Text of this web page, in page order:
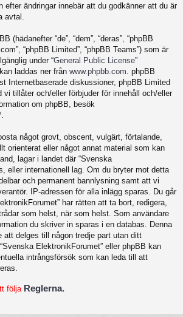
efter ändringar innebär att du godkänner att du är
avtal.
(hädanefter “de”, “dem”, “deras”, “phpBB
“phpBB Limited”, “phpBB Teams”) som är
under “General Public License”
laddas ner från www.phpbb.com . phpBB
Internetbaserade diskussioner, phpBB Limited
vi tillåter och/eller förbjuder för innehåll och/eller
om phpBB, besök
något grovt, obscent, vulgärt, förtalande,
orienterat eller något annat material som kan
lagar i landet där “Svenska
eller internationell lag. Om du bryter mot detta
och permanent bannlysning samt att vi
IP-adressen för alla inlägg sparas. Du går
har rätten att ta bort, redigera,
som helst, när som helst. Som användare
du skriver in sparas i en databas. Denna
att delges till någon tredje part utan ditt
ElektronikForumet” eller phpBB kan
intrångsförsök som kan leda till att
följa Reglerna.